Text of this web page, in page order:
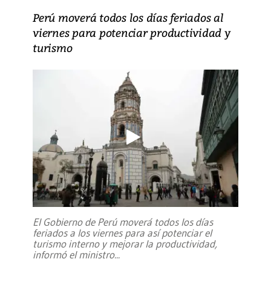
Perú moverá todos los días feriados al
viernes para potenciar productividad y
turismo
El Gobierno de Perú moverá todos los días
feriados a los viernes para así potenciar el
turismo interno y mejorar la productividad,
informó el ministro...